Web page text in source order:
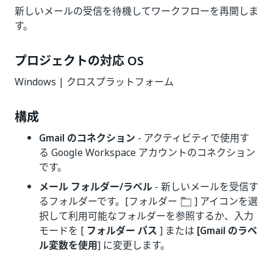
新しいメールの受信を待機してワークフローを再開しま
す。
プロジェクトの対応 OS
Windows | クロスプラットフォーム
構成
Gmail のコネクション - アクティビティで使用す
る Google Workspace アカウントのコネクション
です。
メール フォルダー/ラベル - 新しいメールを受信す
るフォルダーです。[フォルダー
] アイコンを選
択して利用可能なフォルダーを参照するか、入力
モードを [ フォルダー パス ] または [Gmail のラベ
ル変数を使用] に変更します。